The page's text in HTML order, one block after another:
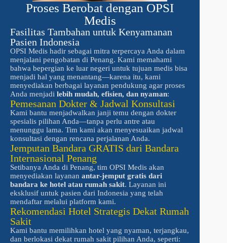
Proses Berobat dengan OPSI
Medis
Fasilitas Tambahan untuk Kenyamanan
Pasien Indonesia
OPSI Medis hadir sebagai mitra terpercaya Anda dalam
menjalani pengobatan di Penang. Kami memahami
bahwa bepergian ke luar negeri untuk tujuan medis bisa
menjadi hal yang menantang—karena itu, kami
menyediakan berbagai layanan pendukung agar proses
Anda menjadi lebih mudah, efisien, dan nyaman:
Pemesanan Dokter & Jadwal Konsultasi
Kami bantu menjadwalkan janji temu dengan dokter
spesialis pilihan Anda—tanpa perlu antre atau
menunggu lama. Tim kami akan menyesuaikan jadwal
konsultasi dengan rencana perjalanan Anda.
Jemputan Bandara GRATIS dari Bandara
Internasional Penang
Setibanya Anda di Penang, tim OPSI Medis akan
menyediakan layanan antar-jemput gratis dari
bandara ke hotel atau rumah sakit. Layanan ini
eksklusif untuk pasien dari Indonesia yang telah
mendaftar melalui platform kami.
Rekomendasi Hotel Strategis Dekat Rumah
Sakit
Kami bantu memilihkan hotel yang nyaman, terjangkau,
dan berlokasi dekat rumah sakit pilihan Anda, seperti: